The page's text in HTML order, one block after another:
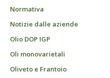
Normativa
Notizie dalle aziende
Olio DOP IGP
Oli monovarietali
Oliveto e Frantoio